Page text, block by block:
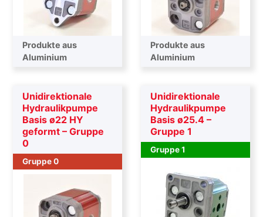
Produkte aus
Aluminium
Produkte aus
Aluminium
Unidirektionale
Hydraulikpumpe
Basis ø22 HY
geformt – Gruppe
0
Gruppe 0
Unidirektionale
Hydraulikpumpe
Basis ø25.4 –
Gruppe 1
Gruppe 1